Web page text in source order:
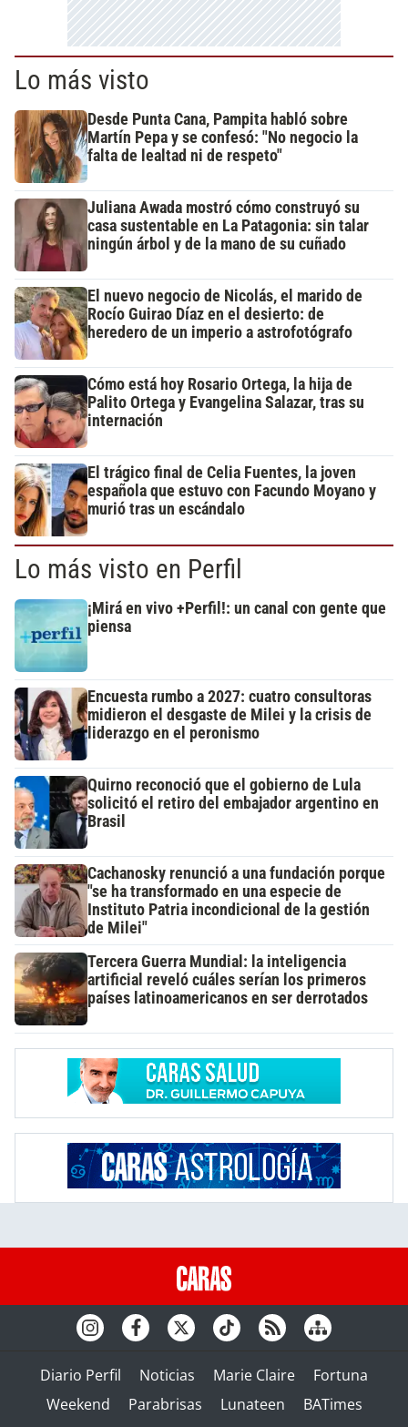
Lo más visto
Desde Punta Cana, Pampita habló sobre
Martín Pepa y se confesó: "No negocio la
falta de lealtad ni de respeto"
Juliana Awada mostró cómo construyó su
casa sustentable en La Patagonia: sin talar
ningún árbol y de la mano de su cuñado
El nuevo negocio de Nicolás, el marido de
Rocío Guirao Díaz en el desierto: de
heredero de un imperio a astrofotógrafo
Cómo está hoy Rosario Ortega, la hija de
Palito Ortega y Evangelina Salazar, tras su
internación
El trágico final de Celia Fuentes, la joven
española que estuvo con Facundo Moyano y
murió tras un escándalo
Lo más visto en Perfil
¡Mirá en vivo +Perfil!: un canal con gente que
piensa
Encuesta rumbo a 2027: cuatro consultoras
midieron el desgaste de Milei y la crisis de
liderazgo en el peronismo
Quirno reconoció que el gobierno de Lula
solicitó el retiro del embajador argentino en
Brasil
Cachanosky renunció a una fundación porque
"se ha transformado en una especie de
Instituto Patria incondicional de la gestión
de Milei"
Tercera Guerra Mundial: la inteligencia
artificial reveló cuáles serían los primeros
países latinoamericanos en ser derrotados
Diario Perfil Noticias Marie Claire
Fortuna
Weekend
Parabrisas Lunateen BATimes